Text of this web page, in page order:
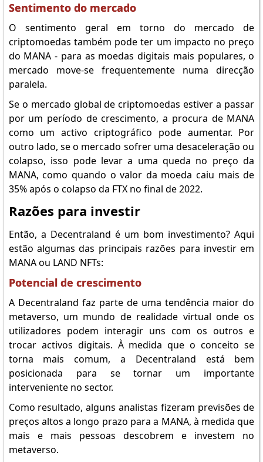
Sentimento do mercado
O sentimento geral em torno do mercado de
criptomoedas também pode ter um impacto no preço
do MANA - para as moedas digitais mais populares, o
mercado move-se frequentemente numa direcção
paralela.
Se o mercado global de criptomoedas estiver a passar
por um período de crescimento, a procura de MANA
como um activo criptográfico pode aumentar. Por
outro lado, se o mercado sofrer uma desaceleração ou
colapso, isso pode levar a uma queda no preço da
MANA, como quando o valor da moeda caiu mais de
35% após o colapso da FTX no final de 2022.
Razões para investir
Então, a Decentraland é um bom investimento? Aqui
estão algumas das principais razões para investir em
MANA ou LAND NFTs:
Potencial de crescimento
A Decentraland faz parte de uma tendência maior do
metaverso, um mundo de realidade virtual onde os
utilizadores podem interagir uns com os outros e
trocar activos digitais. À medida que o conceito se
torna mais comum, a Decentraland está bem
posicionada para se tornar um importante
interveniente no sector.
Como resultado, alguns analistas fizeram previsões de
preços altos a longo prazo para a MANA, à medida que
mais e mais pessoas descobrem e investem no
metaverso.